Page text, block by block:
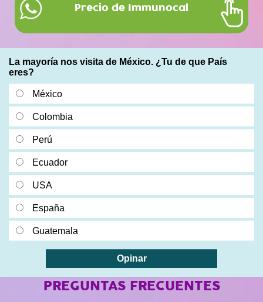
Precio de Immunocal
La mayoría nos visita de México. ¿Tu de que País
eres?
México
Colombia
Perú
Ecuador
USA
España
Guatemala
PREGUNTAS FRECUENTES